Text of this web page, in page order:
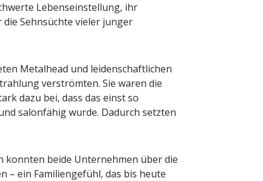
Lebenseinstellung, ihr
Sehnsüchte vieler junger
Metalhead und leidenschaftlichen
verströmten. Sie waren die
dazu bei, dass das einst so
salonfähig wurde. Dadurch setzten
beide Unternehmen über die
– ein Familiengefühl, das bis heute